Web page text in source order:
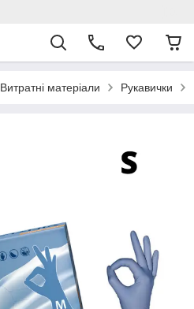
Витратні матеріали Рукавички